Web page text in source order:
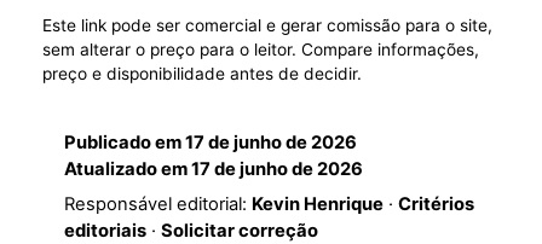
Este link pode ser comercial e gerar comissão para o site,
sem alterar o preço para o leitor. Compare informações,
preço e disponibilidade antes de decidir.
Publicado em17 de junho de 2026
Atualizado em17 de junho de 2026
Responsável editorial: Kevin Henrique· Critérios
editoriais· Solicitar correção